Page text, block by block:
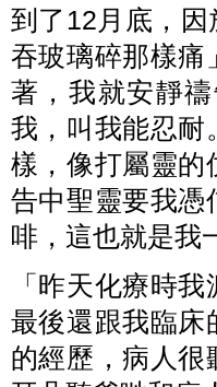
到了12月底，
吞玻璃碎那樣痛
著，我就安靜
我，叫我能忍耐
樣，像打屬靈的
告中聖靈要我憑
啡，這也就是我
「昨天化療時
最後還跟我臨床
的經歷，病人很